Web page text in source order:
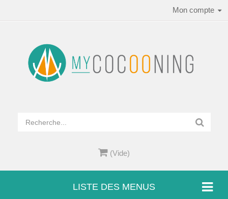
Mon compte
(Vide)
LISTE DES MENUS